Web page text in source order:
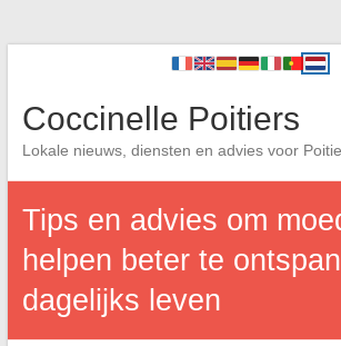
Coccinelle Poitiers
Lokale nieuws, diensten en advies voor
Tips en advies om
helpen beter te
dagelijks leven